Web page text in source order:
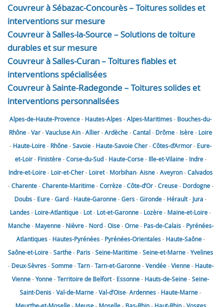
Couvreur à Sébazac-Concourès – Toitures solides et
interventions sur mesure
Couvreur à Salles-la-Source – Solutions de toiture
durables et sur mesure
Couvreur à Salles-Curan – Toitures fiables et
interventions spécialisées
Couvreur à Sainte-Radegonde – Toitures solides et
interventions personnalisées
Alpes-de-Haute-Provence- Hautes-Alpes-Alpes-Maritimes- Bouches-du-
Rhône-Var-VaucluseAin-Allier-Ardèche-Cantal- Drôme- Isère- Loire
- Haute-Loire- Rhône-Savoie- Haute-SavoieCher-Côtes-d’Armor- Eure-
et-Loir- Finistère-Corse-du-Sud- Haute-Corse- Ille-et-Vilaine- Indre-
Indre-et-Loire- Loir-et-Cher- Loiret- Morbihan-Aisne-Aveyron-Calvados
-Charente-Charente-Maritime-Corrèze-Côte-d’Or-Creuse- Dordogne-
Doubs- Eure-Gard- Haute-Garonne-Gers-Gironde- Hérault- Jura-
Landes- Loire-Atlantique- Lot- Lot-et-Garonne- Lozère- Maine-et-Loire-
Manche- Mayenne- Nièvre- Nord-Oise-Orne- Pas-de-Calais- Pyrénées-
Atlantiques- Hautes-Pyrénées- Pyrénées-Orientales- Haute-Saône-
Saône-et-Loire-Sarthe- Paris-Seine-Maritime-Seine-et-Marne-Yvelines
- Deux-Sèvres-Somme-Tarn-Tarn-et-Garonne-Vendée-Vienne- Haute-
Vienne-Yonne-Territoire de Belfort- Essonne- Hauts-de-Seine-Seine-
Saint-Denis-Val-de-Marne-Val-d’Oise-Ardennes- Haute-Marne-